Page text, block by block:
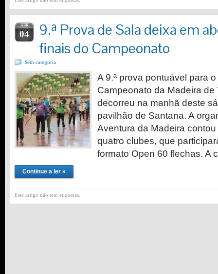
ABR
04
9.ª Prova de Sala deixa em
finais do Campeonato
Sem categoria
A 9.ª prova pontuável para
Campeonato da Madeira de
decorreu na manhã deste
pavilhão de Santana. A
Aventura da Madeira
quatro clubes, que
formato Open 60 flechas. A
Continue a ler »
Este artigo não tem etiquetas.